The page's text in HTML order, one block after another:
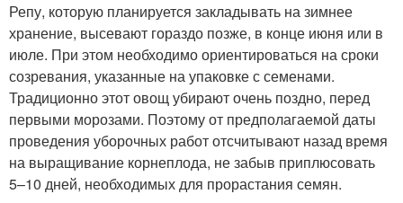
Репу, которую планируется закладывать на зимнее
хранение, высевают гораздо позже, в конце июня или в
июле. При этом необходимо ориентироваться на сроки
созревания, указанные на упаковке с семенами.
Традиционно этот овощ убирают очень поздно, перед
первыми морозами. Поэтому от предполагаемой даты
проведения уборочных работ отсчитывают назад время
на выращивание корнеплода, не забыв приплюсовать
5–10 дней, необходимых для прорастания семян.